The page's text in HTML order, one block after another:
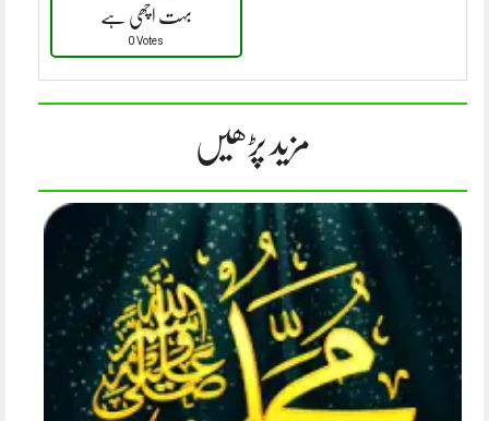
بہت اچھی ہے
0 Votes
مزید پڑھیں